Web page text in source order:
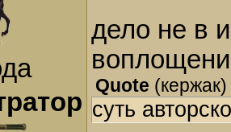
дело не в
Quote (кержак)
суть